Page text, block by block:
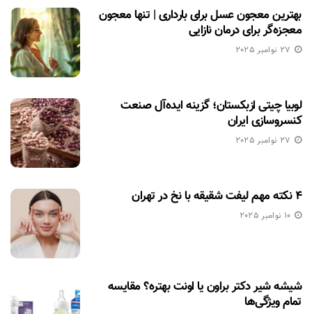
بهترین معجون عسل برای بارداری | تنها معجون
معجزه‌گر برای درمان نازایی
27 نوامبر 2025
لوبیا چیتی ازبکستان؛ گزینه ایده‌آل صنعت
کنسروسازی ایران
27 نوامبر 2025
۴ نکته مهم لیفت شقیقه با نخ در تهران
10 نوامبر 2025
شیشه شیر دکتر براون یا اونت بهتره؟ مقایسه
تمام ویژگی‌ها